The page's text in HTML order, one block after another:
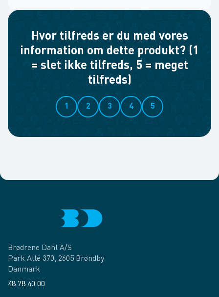
Hvor tilfreds er du med vores
information om dette produkt? (1
= slet ikke tilfreds, 5 = meget
tilfreds)
1 2 3 4 5
Brødrene Dahl A/S
Park Allé 370, 2605 Brøndby
Danmark
48 78 40 00